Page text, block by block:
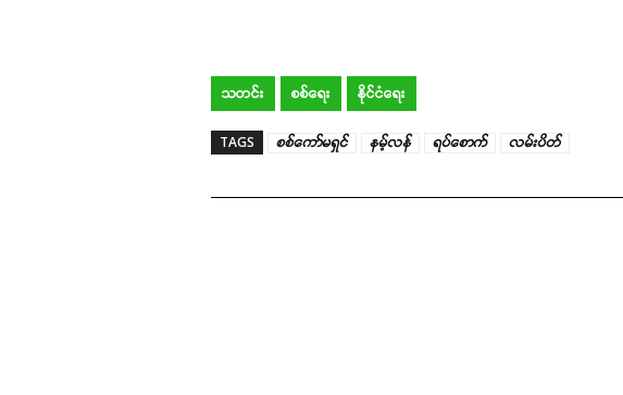
သတင်း စစ်ရေး နိုင်ငံရေး
TAGS စစ်ကော်မရှင် နမ့်လန် ရပ်စောက် လမ်းပိတ်